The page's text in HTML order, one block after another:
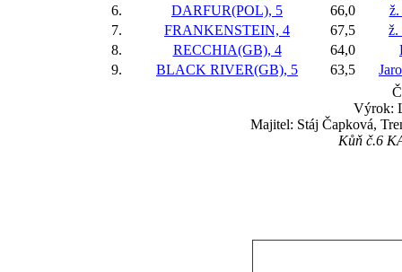
6.
DARFUR(POL), 5 66,0
ž.
7.
FRANKENSTEIN, 4 67,5
ž.
8.
RECCHIA(GB), 4 64,0
9.
BLACK RIVER(GB), 5 63,5
Výrok:
Majitel: Stáj Čapková,
Kůň č.6